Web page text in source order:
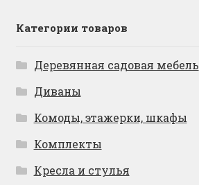
Категории товаров
Деревянная садовая мебель
Диваны
Комоды, этажерки, шкафы
Комплекты
Кресла и стулья